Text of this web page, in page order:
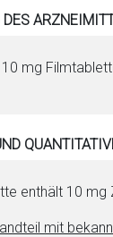
mg
enthält 10 mg
mit